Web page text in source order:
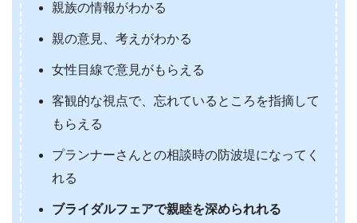
親族の情報がわかる
親の意見、考えがわかる
女性目線で意見がもらえる
客観的な視点で、忘れているところを指摘して
もらえる
プランナーさんとの相談時の防波堤になってく
れる
ブライダルフェアで親睦を深められれる